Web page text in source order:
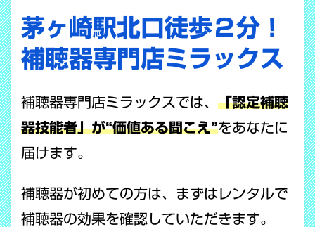
茅ヶ崎駅北口徒歩２分！
補聴器専門店ミラックス
補聴器専門店ミラックスでは、 「認定補聴
器技能者」が“価値ある聞こえ”をあなたに
届けます。
補聴器が初めての方は、まずはレンタルで
補聴器の効果を確認していただきます。